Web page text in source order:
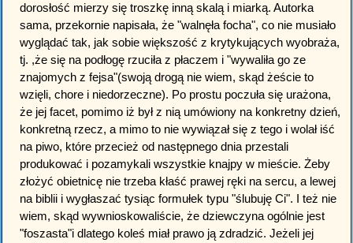
dorosłość mierzy się troszkę inną skalą i miarką. Autorka
sama, przekornie napisała, że "walnęła focha", co nie musiało
wyglądać tak, jak sobie większość z krytykujących wyobraża,
tj. ,że się na podłogę rzuciła z płaczem i "wywaliła go ze
znajomych z fejsa"(swoją drogą nie wiem, skąd żeście to
wzięli, chore i niedorzeczne). Po prostu poczuła się urażona,
że jej facet, pomimo iż był z nią umówiony na konkretny dzień,
konkretną rzecz, a mimo to nie wywiązał się z tego i wolał iść
na piwo, które przecież od następnego dnia przestali
produkować i pozamykali wszystkie knajpy w mieście. Żeby
złożyć obietnicę nie trzeba kłaść prawej ręki na sercu, a lewej
na biblii i wygłaszać tysiąc formułek typu "ślubuję Ci". I też nie
wiem, skąd wywnioskowaliście, że dziewczyna ogólnie jest
"foszasta"i dlatego koleś miał prawo ją zdradzić. Jeżeli jej